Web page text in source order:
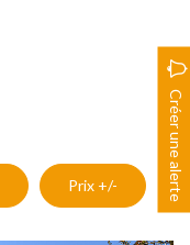
Créer une alerte
Prix +/-